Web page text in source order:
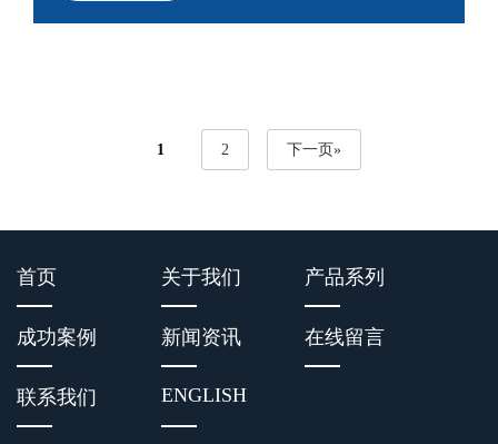
1 2 下一页»
首页 关于我们 产品系列
成功案例 新闻资讯 在线留言
联系我们 ENGLISH